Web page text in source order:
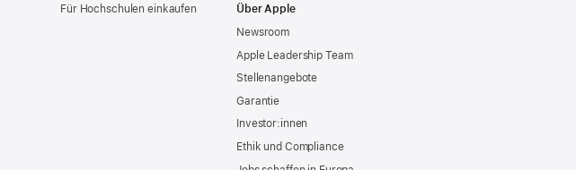
Für Hochschulen einkaufen
Über Apple
Newsroom
Apple Leadership Team
Stellenangebote
Garantie
Investor:innen
Ethik und Compliance